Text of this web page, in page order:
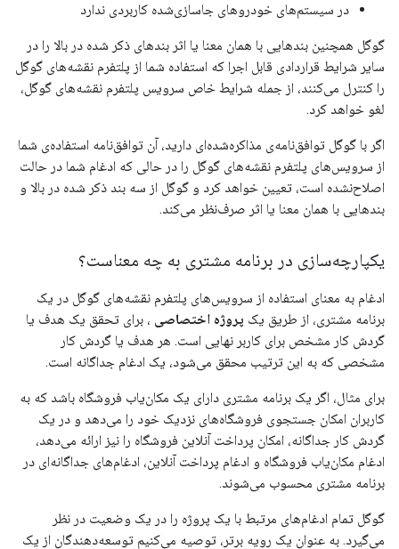
در سیستم‌های خودروهای جاسازی‌شده کاربردی ندارد
گوگل همچنین بندهایی با همان معنا یا اثر بندهای ذکر شده در بالا را در
سایر شرایط قراردادی قابل اجرا که استفاده شما از پلتفرم نقشه‌های گوگل
را کنترل می‌کنند، از جمله شرایط خاص سرویس پلتفرم نقشه‌های گوگل،
لغو خواهد کرد.
اگر با گوگل توافق‌نامه‌ی مذاکره‌شده‌ای دارید، آن توافق‌نامه استفاده‌ی شما
از سرویس‌های پلتفرم نقشه‌های گوگل را در حالی که ادغام شما در حالت
اصلاح‌نشده است، تعیین خواهد کرد و گوگل از سه بند ذکر شده در بالا و
بندهایی با همان معنا یا اثر صرف‌نظر می‌کند.
یکپارچه‌سازی در برنامه مشتری به چه معناست؟
ادغام به معنای استفاده از سرویس‌های پلتفرم نقشه‌های گوگل در یک
برنامه مشتری، از طریق یک پروژه اختصاصی ، برای تحقق یک هدف یا
گردش کار مشخص برای کاربر نهایی است. هر هدف یا گردش کار
مشخصی که به این ترتیب محقق می‌شود، یک ادغام جداگانه است.
برای مثال، اگر یک برنامه مشتری دارای یک مکان‌یاب فروشگاه باشد که به
کاربران امکان جستجوی فروشگاه‌های نزدیک خود را می‌دهد و در یک
گردش کار جداگانه، امکان پرداخت آنلاین فروشگاه را نیز ارائه می‌دهد،
ادغام مکان‌یاب فروشگاه و ادغام پرداخت آنلاین، ادغام‌های جداگانه‌ای در
برنامه مشتری محسوب می‌شوند.
گوگل تمام ادغام‌های مرتبط با یک پروژه را در یک وضعیت در نظر
می‌گیرد. به عنوان یک رویه برتر، توصیه می‌کنیم توسعه‌دهندگان از یک